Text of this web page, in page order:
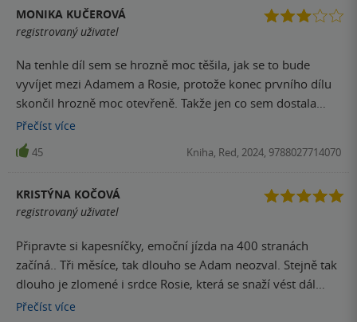
MONIKA KUČEROVÁ
registrovaný uživatel
Na tenhle díl sem se hrozně moc těšila, jak se to bude
vyvíjet mezi Adamem a Rosie, protože konec prvního dílu
skončil hrozně moc otevřeně. Takže jen co sem dostala
knihu do ruky, hned sem začala číst. Jenže to prvotní
nadšení po pár stránkách opadlo Tak do půlky knihy sem
se u čtení spíš nudila a celé se to tak nějak vleklo. Pak se to
příběh, který sem od knihy očekávala. Zabrousily jsme i do
minulosti ústředních postav a já se tak dozvěděla odpovědi
prvního dílu. Tenhle díl se už moc nevěnuje hudbě a
podcastu, ale spíš nám ukazuje tu druhou tvář
showbyznysu. Paparazzi, závist, lži a já sem upřímně ráda,
že sem jen obyčejná kadeřnice ze zapadákova. Adam i
Přečíst více
45 Kniha, Red, 2024, 9788027714070
KRISTÝNA KOČOVÁ
registrovaný uživatel
Připravte si kapesníčky, emoční jízda na 400 stranách
začíná.. Tři měsíce, tak dlouho se Adam neozval. Stejně tak
dlouho je zlomené i srdce Rosie, která se snaží vést dál
normální život, fungovat ve své milované práci a ustát jeho
Přečíst více